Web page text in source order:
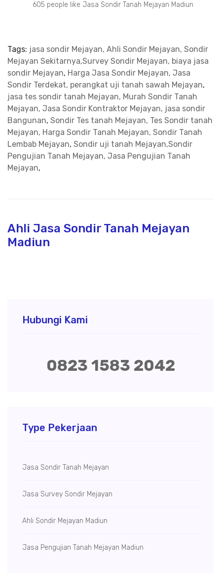
605 people like Jasa Sondir Tanah Mejayan Madiun
Tags: jasa sondir Mejayan, Ahli Sondir Mejayan, Sondir
Mejayan Sekitarnya,Survey Sondir Mejayan, biaya jasa
sondir Mejayan, Harga Jasa Sondir Mejayan, Jasa
Sondir Terdekat, perangkat uji tanah sawah Mejayan,
jasa tes sondir tanah Mejayan, Murah Sondir Tanah
Mejayan, Jasa Sondir Kontraktor Mejayan, jasa sondir
Bangunan, Sondir Tes tanah Mejayan, Tes Sondir tanah
Mejayan, Harga Sondir Tanah Mejayan, Sondir Tanah
Lembab Mejayan, Sondir uji tanah Mejayan,Sondir
Pengujian Tanah Mejayan, Jasa Pengujian Tanah
Mejayan,
Ahli Jasa Sondir Tanah Mejayan
Madiun
Hubungi Kami
0823 1583 2042
Type Pekerjaan
Jasa Sondir Tanah Mejayan
Jasa Survey Sondir Mejayan
Ahli Sondir Mejayan Madiun
Jasa Pengujian Tanah Mejayan Madiun